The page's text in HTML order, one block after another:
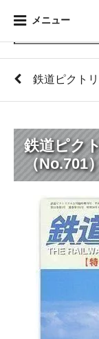
メニュー
鉄道ピクト
鉄道ピク
（No.701）